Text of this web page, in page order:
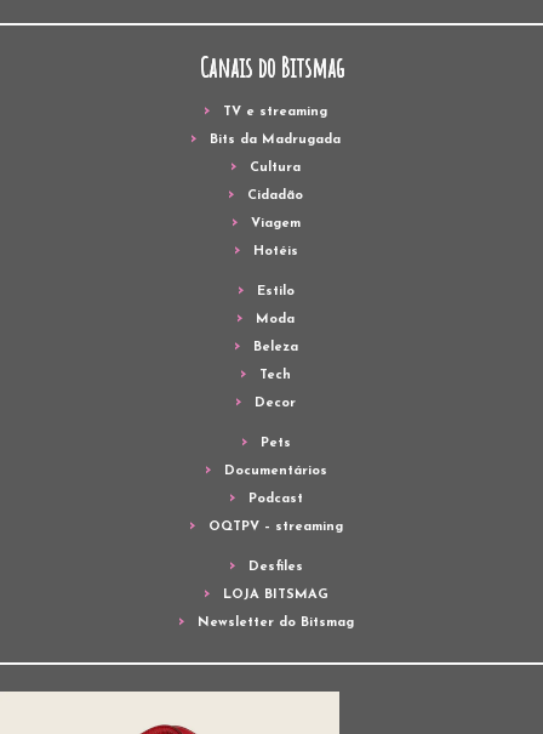
Canais do Bitsmag
TV e streaming
Bits da Madrugada
Cultura
Cidadão
Viagem
Hotéis
Estilo
Moda
Beleza
Tech
Decor
Pets
Documentários
Podcast
OQTPV – streaming
Desfiles
LOJA BITSMAG
Newsletter do Bitsmag